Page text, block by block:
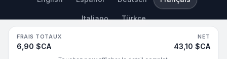
FRAIS TOTAUX
6,90 $CA
NET
43,10 $CA
Italiano Türkçe
©2026 Tous droits réservés.